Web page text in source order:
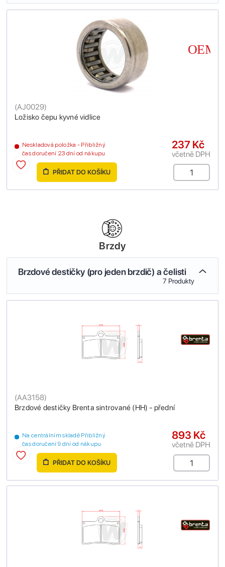
Ložisko čepu kyvné vidlice
(AJ0029)
Neskladová položka - Přibližný
čas doručení 23 dní od nákupu
237 Kč
včetně DPH
PŘIDAT DO KOŠÍKU
Brzdy
Brzdové destičky (pro jeden brzdič) a čelisti
7 Produkty
Brzdové destičky Brenta sintrované (HH) - přední
(AA3158)
Na centrálním skladě Přibližný
čas doručení 9 dní od nákupu
893 Kč
včetně DPH
PŘIDAT DO KOŠÍKU